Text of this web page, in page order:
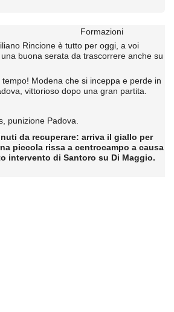
Formazioni
Rincione è tutto per oggi, a voi
buona serata da trascorrere anche su
tempo! Modena che si inceppa e perde in
vittorioso dopo una gran partita.
punizione Padova.
da recuperare: arriva il giallo per
piccola rissa a centrocampo a causa
intervento di Santoro su Di Maggio.